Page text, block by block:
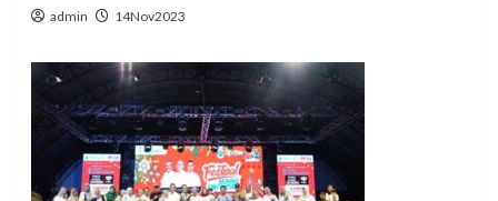
admin 14Nov2023